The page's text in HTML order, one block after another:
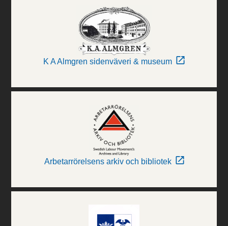
K A Almgren sidenväveri & museum
Arbetarrörelsens arkiv och bibliotek